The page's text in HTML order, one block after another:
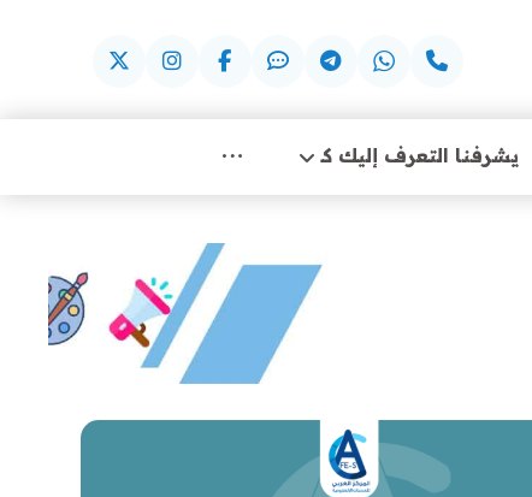
يشرفنا التعرف إليك كـ